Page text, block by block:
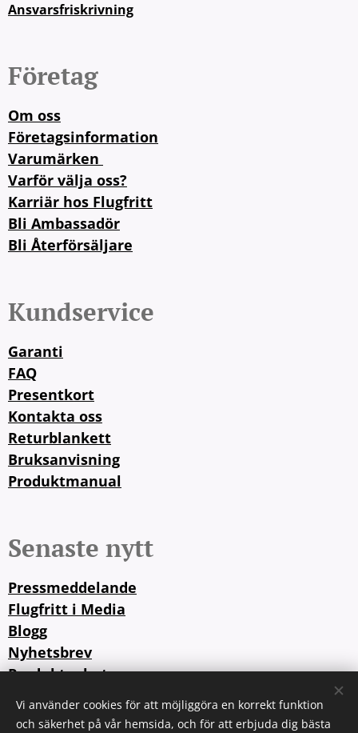
Ansvarsfriskrivning
Företag
Om oss
Företagsinformation
Varumärken
Varför välja oss?
Karriär hos Flugfritt
Bli Ambassadör
Bli Återförsäljare
Kundservice
Garanti
FAQ
Presentkort
Kontakta oss
Returblankett
Bruksanvisning
Produktmanual
Senaste nytt
Pressmeddelande
Flugfritt i Media
Blogg
Nyhetsbrev
Produktnyheter
Vi använder cookies för att möjliggöra en korrekt funktion
och säkerhet på vår hemsida, och för att erbjuda dig bästa